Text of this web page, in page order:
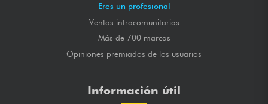
Eres un profesional
Ventas intracomunitarias
Más de 700 marcas
Opiniones premiados de los usuarios
Información útil